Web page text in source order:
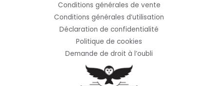
Conditions générales de vente
Conditions générales d’utilisation
Déclaration de confidentialité
Politique de cookies
Demande de droit à l’oubli